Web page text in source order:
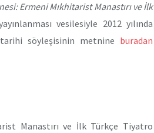
Ermeni Mıkhitarist Manastırı ve İlk
vesilesiyle 2012 yılında
söyleşisinin metnine buradan
Manastırı ve İlk Türkçe Tiyatro